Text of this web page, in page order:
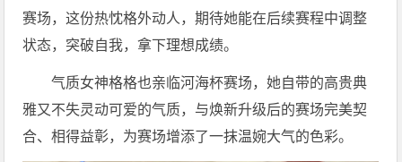
赛场，这份热忱格外动人，期待她能在后续赛程中调整
状态，突破自我，拿下理想成绩。
气质女神格格也亲临河海杯赛场，她自带的高贵典
雅又不失灵动可爱的气质，与焕新升级后的赛场完美契
合、相得益彰，为赛场增添了一抹温婉大气的色彩。